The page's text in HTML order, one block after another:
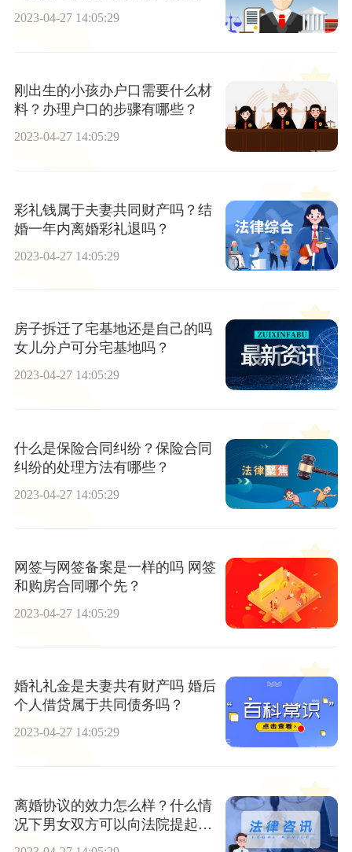
车？
2023-04-27 14:05:29
刚出生的小孩办户口需要什么材
料？办理户口的步骤有哪些？
2023-04-27 14:05:29
彩礼钱属于夫妻共同财产吗？结
婚一年内离婚彩礼退吗？
2023-04-27 14:05:29
房子拆迁了宅基地还是自己的吗
女儿分户可分宅基地吗？
2023-04-27 14:05:29
什么是保险合同纠纷？保险合同
纠纷的处理方法有哪些？
2023-04-27 14:05:29
网签与网签备案是一样的吗 网签
和购房合同哪个先？
2023-04-27 14:05:29
婚礼礼金是夫妻共有财产吗 婚后
个人借贷属于共同债务吗？
2023-04-27 14:05:29
离婚协议的效力怎么样？什么情
况下男女双方可以向法院提起诉